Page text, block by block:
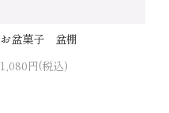
お盆菓子 盆棚
1,080円(税込)